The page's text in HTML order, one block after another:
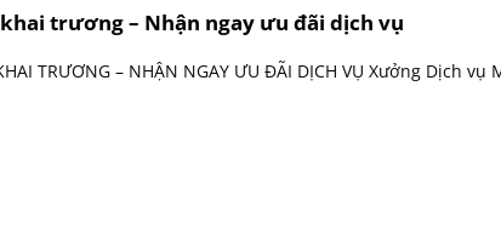
trương – Nhận ngay ưu đãi dịch vụ
TRƯƠNG – NHẬN NGAY ƯU ĐÃI DỊCH VỤ Xưởng Dịch vụ